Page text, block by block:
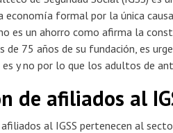
economía formal por la única
es un ahorro como afirma la
de 75 años de su fundación, es
y no por lo que los adultos de
de afiliados al
al IGSS pertenecen al